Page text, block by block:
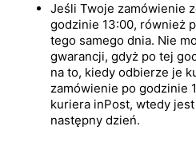
Jeśli Twoje zamówienie
godzinie 13:00, również
tego samego dnia. Nie
gwarancji, gdyż po tej
na to, kiedy odbierze je
zamówienie po godzinie
kuriera inPost, wtedy
następny dzień.